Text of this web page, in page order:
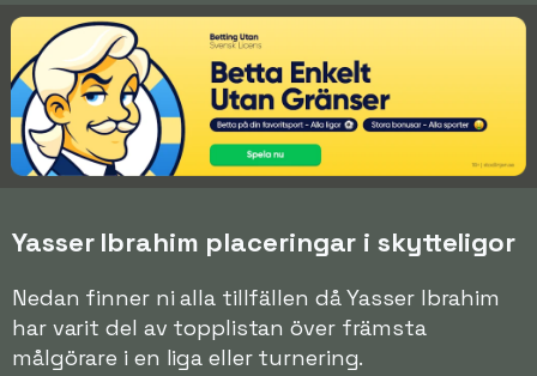
Yasser Ibrahim placeringar i skytteligor
Nedan finner ni alla tillfällen då Yasser Ibrahim
har varit del av topplistan över främsta
målgörare i en liga eller turnering.